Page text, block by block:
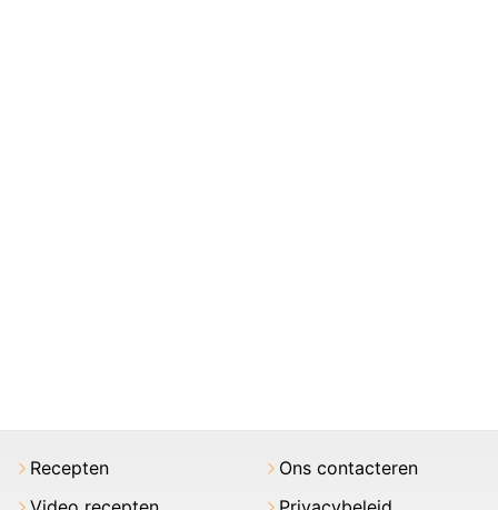
Recepten
Ons contacteren